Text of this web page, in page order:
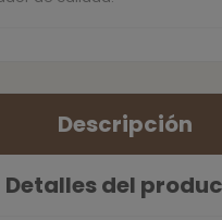
Descripción
Detalles del